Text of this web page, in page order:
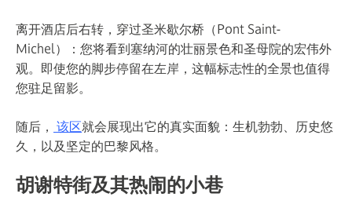
离开酒店后右转，穿过圣米歇尔桥（Pont Saint-
Michel）：您将看到塞纳河的壮丽景色和圣母院的宏伟外
观。即使您的脚步停留在左岸，这幅标志性的全景也值得
您驻足留影。
随后， 该区就会展现出它的真实面貌：生机勃勃、历史悠
久，以及坚定的巴黎风格。
胡谢特街及其热闹的小巷